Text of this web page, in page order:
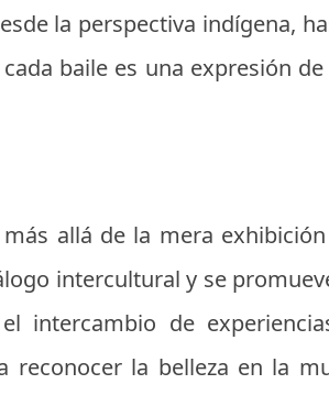
la perspectiva indígena,
baile es una expresión
allá de la mera
intercultural y se
intercambio de
reconocer la belleza en la